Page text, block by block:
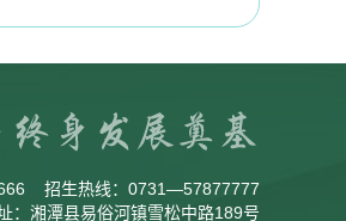
招生热线： 0731—57877777
：湘潭县易俗河镇雪松中路189号